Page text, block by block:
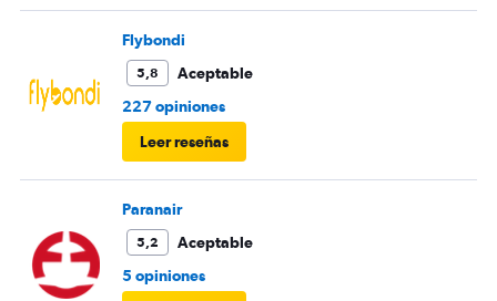
Flybondi
5,8
Aceptable
227 opiniones
Leer reseñas
Paranair
5,2
Aceptable
5 opiniones